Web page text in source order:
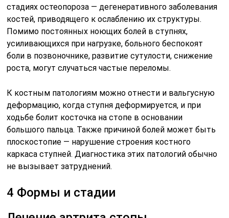
стадиях остеопороза — дегенеративного заболевания
костей, приводящего к ослаблению их структуры.
Помимо постоянных ноющих болей в ступнях,
усиливающихся при нагрузке, больного беспокоят
боли в позвоночнике, развитие сутулости, снижение
роста, могут случаться частые переломы.
К костным патологиям можно отнести и вальгусную
деформацию, когда ступня деформируется, и при
ходьбе болит косточка на стопе в основании
большого пальца. Также причиной болей может быть
плоскостопие — нарушение строения костного
каркаса ступней. Диагностика этих патологий обычно
не вызывает затруднений.
4 Формы и стадии